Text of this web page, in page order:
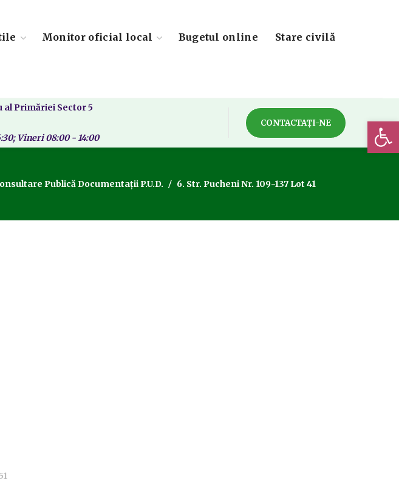
Monitor oficial local Bugetul online Stare civilă
al Primăriei Sector 5
Vineri 08:00 - 14:00
CONTACTAȚI-NE
Publică Documentații P.U.D. 6. Str. Pucheni Nr. 109-137 Lot 41